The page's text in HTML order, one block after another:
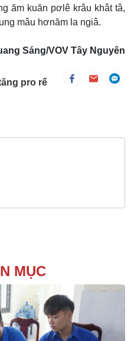
ăm kuăn pơlê krâu khât tâ,
mâu hơnăm la ngiâ.
Sáng/VOV Tây Nguyên
pro rế
MỤC